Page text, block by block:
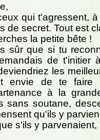
qui t'agressent,
de secret. Tout est
la petite bête !
sûr que si tu
de t'initier
les
envie de te faire
à la
sans soutane,
qu'ils y
s'ils y